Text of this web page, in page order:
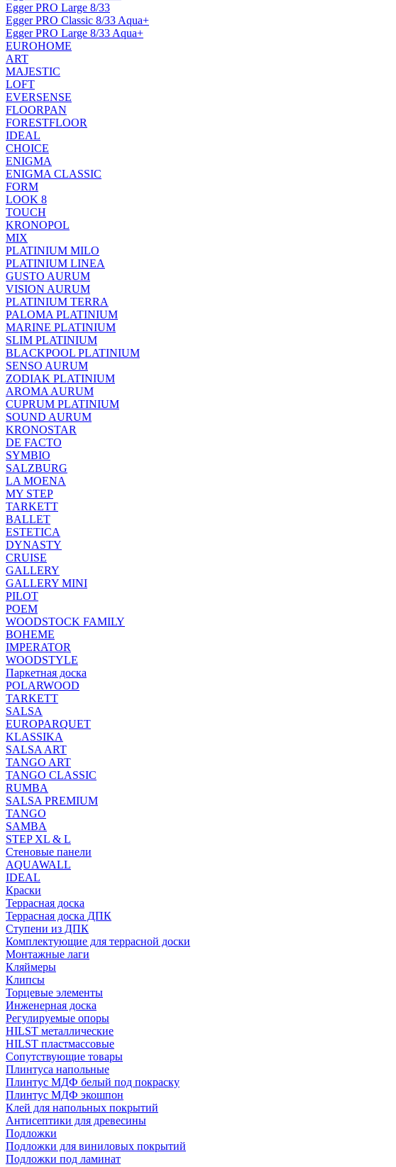
Egger PRO Large 8/33
Egger PRO Classic 8/33 Aqua+
Egger PRO Large 8/33 Aqua+
EUROHOME
ART
MAJESTIC
LOFT
EVERSENSE
FLOORPAN
FORESTFLOOR
IDEAL
CHOICE
ENIGMA
ENIGMA CLASSIC
FORM
LOOK 8
TOUCH
KRONOPOL
MIX
PLATINIUM MILO
PLATINIUM LINEA
GUSTO AURUM
VISION AURUM
PLATINIUM TERRA
PALOMA PLATINIUM
MARINE PLATINIUM
SLIM PLATINIUM
BLACKPOOL PLATINIUM
SENSO AURUM
ZODIAK PLATINIUM
AROMA AURUM
CUPRUM PLATINIUM
SOUND AURUM
KRONOSTAR
DE FACTO
SYMBIO
SALZBURG
LA MOENA
MY STEP
TARKETT
BALLET
ESTETICA
DYNASTY
CRUISE
GALLERY
GALLERY MINI
PILOT
POEM
WOODSTOCK FAMILY
BOHEME
IMPERATOR
WOODSTYLE
Паркетная доска
POLARWOOD
TARKETT
SALSA
EUROPARQUET
KLASSIKA
SALSA ART
TANGO ART
TANGO CLASSIC
RUMBA
SALSA PREMIUM
TANGO
SAMBA
STEP XL & L
Стеновые панели
AQUAWALL
IDEAL
Краски
Террасная доска
Террасная доска ДПК
Ступени из ДПК
Комплектующие для террасной доски
Монтажные лаги
Кляймеры
Клипсы
Торцевые элементы
Инженерная доска
Регулируемые опоры
HILST металлические
HILST пластмассовые
Сопутствующие товары
Плинтуса напольные
Плинтус МДФ белый под покраску
Плинтус МДФ экошпон
Клей для напольных покрытий
Антисептики для древесины
Подложки
Подложки для виниловых покрытий
Подложки под ламинат